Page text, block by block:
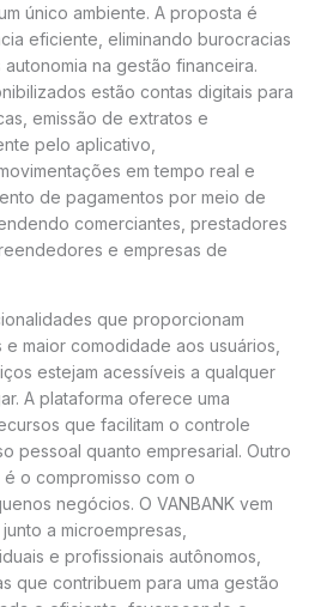
único ambiente. A proposta é
eficiente, eliminando burocracias
na gestão financeira.
estão contas digitais para
emissão de extratos e
pelo aplicativo,
em tempo real e
de pagamentos por meio de
comerciantes, prestadores
e empresas de
que proporcionam
maior comodidade aos usuários,
estejam acessíveis a qualquer
A plataforma oferece uma
que facilitam o controle
pessoal quanto empresarial. Outro
o compromisso com o
negócios. O VANBANK vem
a microempresas,
e profissionais autônomos,
que contribuem para uma gestão